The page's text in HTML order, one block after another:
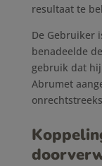
resultaat te
De Gebruiker
benadeelde
gebruik dat
Abrumet